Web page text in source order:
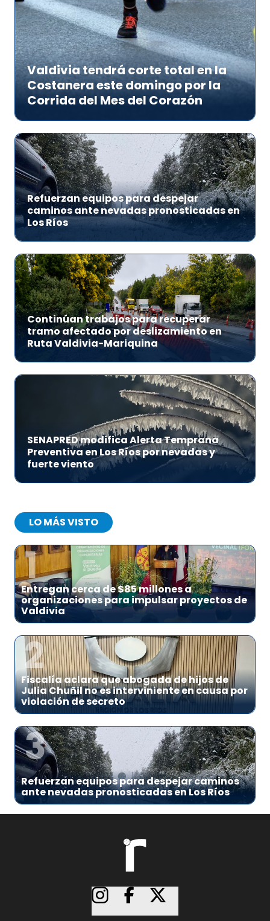
Valdivia tendrá corte total en la
Costanera este domingo por la
Corrida del Mes del Corazón
Refuerzan equipos para despejar
caminos ante nevadas pronosticadas en
Los Ríos
Continúan trabajos para recuperar
tramo afectado por deslizamiento en
Ruta Valdivia-Mariquina
SENAPRED modifica Alerta Temprana
Preventiva en Los Ríos por nevadas y
fuerte viento
LO MÁS VISTO
1
Entregan cerca de $85 millones a
organizaciones para impulsar proyectos de
Valdivia
2
Fiscalía aclara que abogada de hijos de
Julia Chuñil no es interviniente en causa por
violación de secreto
3
Refuerzan equipos para despejar caminos
ante nevadas pronosticadas en Los Ríos